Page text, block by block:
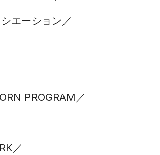
エーション
PROGRAM